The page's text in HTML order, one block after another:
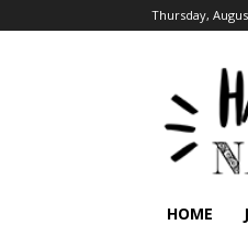
Thursday,
HOME